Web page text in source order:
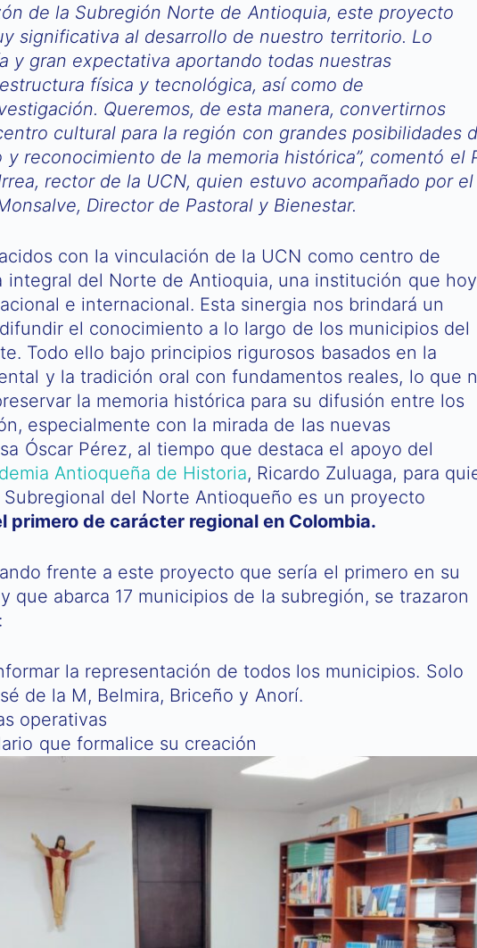
de la Subregión Norte de Antioquia, este proyecto
significativa al desarrollo de nuestro territorio. Lo
y gran expectativa aportando todas nuestras
física y tecnológica, así como de
Queremos, de esta manera, convertirnos
cultural para la región con grandes posibilidades
reconocimiento de la memoria histórica”, comentó el
rector de la UCN, quien estuvo acompañado por el
Director de Pastoral y Bienestar.
con la vinculación de la UCN como centro de
integral del Norte de Antioquia, una institución que hoy
e internacional. Esta sinergia nos brindará un
el conocimiento a lo largo de los municipios del
Todo ello bajo principios rigurosos basados en la
y la tradición oral con fundamentos reales, lo que
la memoria histórica para su difusión entre los
especialmente con la mirada de las nuevas
Óscar Pérez, al tiempo que destaca el apoyo del
Antioqueña de Historia, Ricardo Zuluaga, para
del Norte Antioqueño es un proyecto
primero de carácter regional en Colombia.
frente a este proyecto que sería el primero en su
que abarca 17 municipios de la subregión, se trazaron
la representación de todos los municipios. Solo
de la M, Belmira, Briceño y Anorí.
operativas
que formalice su creación